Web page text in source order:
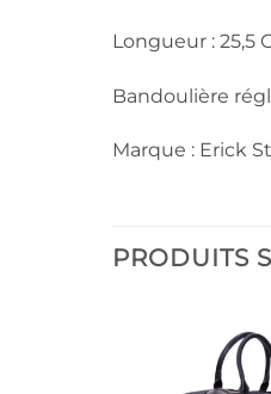
Longueur : 25,5
Bandoulière
Marque : Erick
PRODUITS